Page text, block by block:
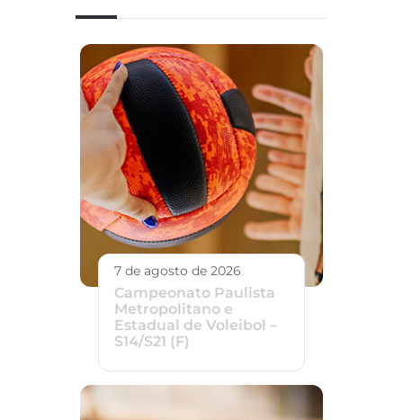
7 de agosto de 2026
Campeonato Paulista
Metropolitano e
Estadual de Voleibol –
S14/S21 (F)